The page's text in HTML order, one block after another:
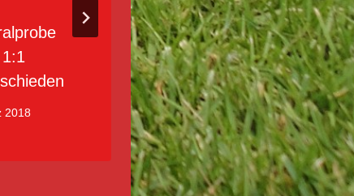
2018
Endlich wieder
BCA-Siege!
22. April 2018